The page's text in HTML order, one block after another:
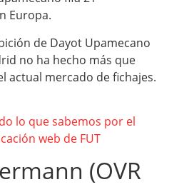
Europa.
de Dayot Upamecano
no ha hecho más que
actual mercado de fichajes.
lo que sabemos por el
web de FUT
(OVR